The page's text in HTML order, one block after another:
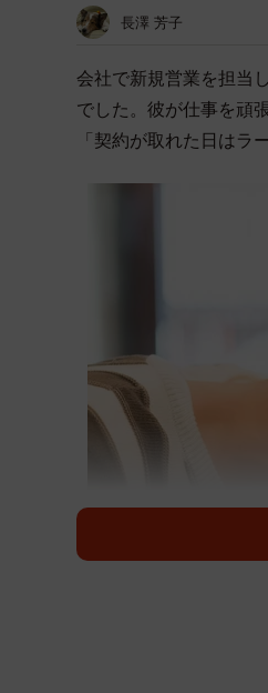
長澤 芳子
会社で新規営業を担当
でした。彼が仕事を頑
「契約が取れた日はラ